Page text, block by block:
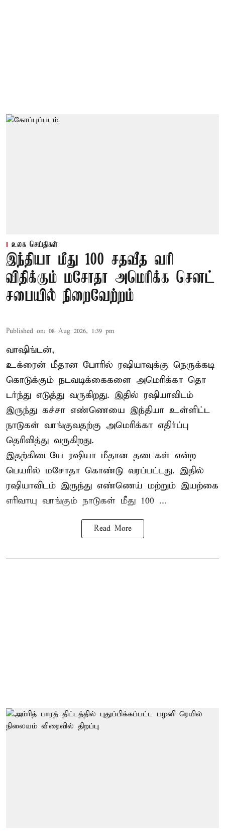
உலக செய்திகள்
இந்தியா மீது 100 சதவீத வரி
விதிக்கும் மசோதா அமெரிக்க செனட்
சபையில் நிறைவேற்றம்
Published on: 08 Aug 2026, 1:39 pm
வாஷிங்டன்,
உக்ரைன் மீதான போரில் ரஷியாவுக்கு நெருக்கடி
கொடுக்கும் நடவடிக்கைகளை அமெரிக்கா தொ
டர்ந்து எடுத்து வருகிறது. இதில் ரஷியாவிடம்
இருந்து கச்சா எண்ணெயை இந்தியா உள்ளிட்ட
நாடுகள் வாங்குவதற்கு அமெரிக்கா எதிர்ப்பு
தெரிவித்து வருகிறது.
இதற்கிடையே ரஷியா மீதான தடைகள் என்ற
பெயரில் மசோதா கொண்டு வரப்பட்டது. இதில்
ரஷியாவிடம் இருந்து எண்ணெய் மற்றும் இயற்கை
எரிவாயு வாங்கும் நாடுகள் மீது 100 ...
Read More